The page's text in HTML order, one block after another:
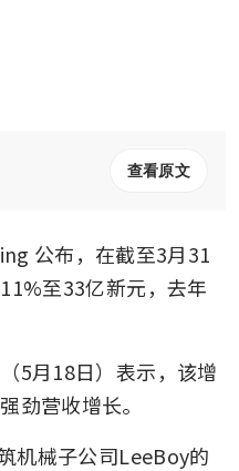
查看原文
公布，在截至3月31
至33亿新元，去年
5月18日）表示，该增
劲营收增长。
机械子公司LeeBoy的